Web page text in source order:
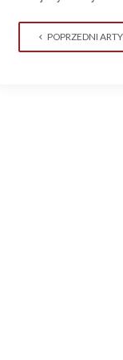
POPRZEDNI